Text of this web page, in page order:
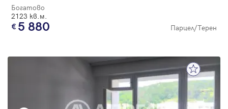
Богатово
2123 кв.м.
5 880 Парцел/Терен